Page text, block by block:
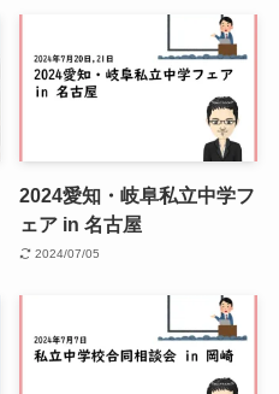
2024愛知・岐阜私立中学フ
ェア in 名古屋
2024/07/05